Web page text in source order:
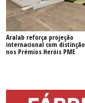
Aralab reforça projeção
internacional com distinção
nos Prémios Heróis PME